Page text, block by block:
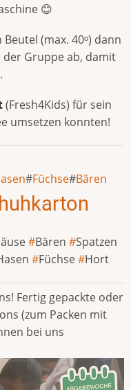
😊
(max. 40ᵒ) dann
Gruppe ab, damit
(Fresh4Kids) für sein
umsetzen konnten!
Füchse Bären
Bären
Spatzen
Füchse Hort
Fertig gepackte oder
(zum Packen mit
bei uns